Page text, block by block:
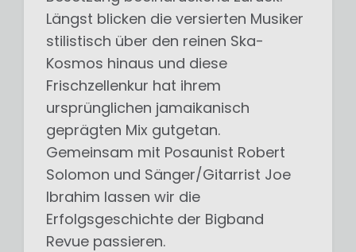
Längst blicken die versierten Musiker
stilistisch über den reinen Ska-
Kosmos hinaus und diese
Frischzellenkur hat ihrem
ursprünglichen jamaikanisch
geprägten Mix gutgetan.
Gemeinsam mit Posaunist Robert
Solomon und Sänger/Gitarrist Joe
Ibrahim lassen wir die
Erfolgsgeschichte der Bigband
Revue passieren.